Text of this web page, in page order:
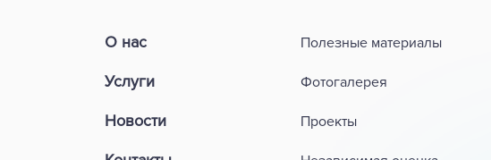
О нас
Услуги
Новости
Полезные материалы
Фотогалерея
Проекты